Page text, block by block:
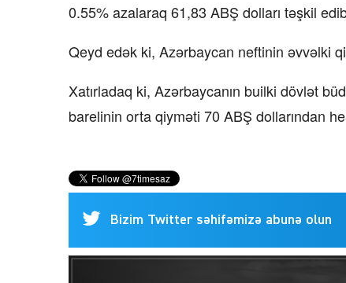
0.55% azalaraq 61,83 ABŞ dolları təşkil
Qeyd edək ki, Azərbaycan neftinin əvvəlki
Xatırladaq ki, Azərbaycanın builki dövlət
barelinin orta qiyməti 70 ABŞ dollarından
Bizim Twitter səhifəmizə abunə olun